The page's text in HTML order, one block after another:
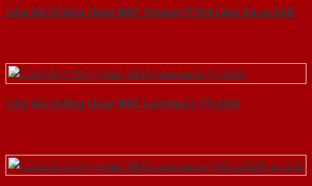
Cửa Gỗ Chống Cháy MDF Veneer P1R4 Căm Xe-a-SGD
Cửa Gỗ Chống Cháy MDF Laminate P1-SGD